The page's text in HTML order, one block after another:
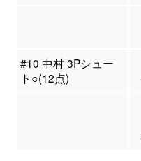
#10 中村 3Pシュー
ト○(12点)